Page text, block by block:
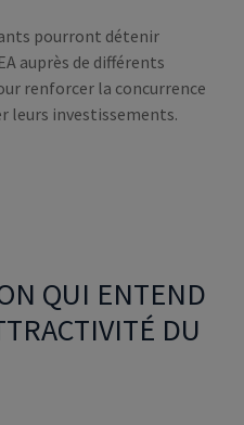
pourront détenir
auprès de différents
renforcer la concurrence
leurs investissements.
QUI ENTEND
DU